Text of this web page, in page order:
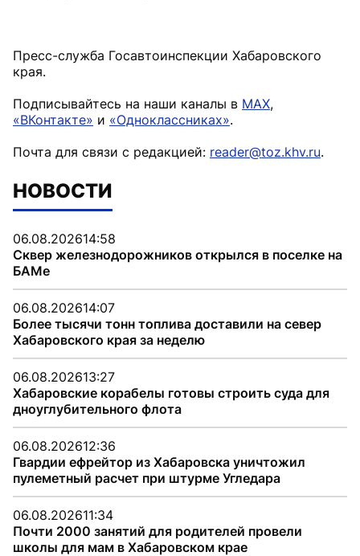
Пресс-служба Госавтоинспекции Хабаровского
края.
Подписывайтесь на наши каналы в MAX,
«ВКонтакте» и «Одноклассниках».
Почта для связи с редакцией: reader@toz.khv.ru.
НОВОСТИ
06.08.202614:58
Сквер железнодорожников открылся в поселке на
БАМе
06.08.202614:07
Более тысячи тонн топлива доставили на север
Хабаровского края за неделю
06.08.202613:27
Хабаровские корабелы готовы строить суда для
дноуглубительного флота
06.08.202612:36
Гвардии ефрейтор из Хабаровска уничтожил
пулеметный расчет при штурме Угледара
06.08.202611:34
Почти 2000 занятий для родителей провели
школы для мам в Хабаровском крае